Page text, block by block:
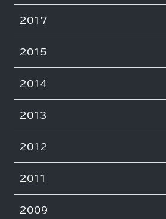
2017
2015
2014
2013
2012
2011
2009